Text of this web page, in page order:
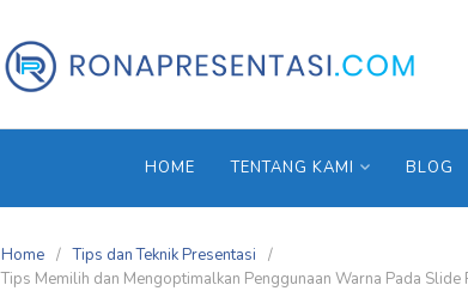
HOME TENTANG KAMI BLOG
Home
Tips dan Teknik Presentasi
Tips Memilih dan Mengoptimalkan Penggunaan Warna Pada